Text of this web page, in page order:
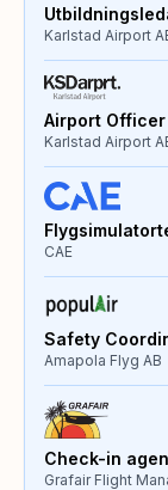
Karlstad Airport
Airport Officer
Karlstad Airport
CAE
Safety
Amapola Flyg AB
Check-in
Grafair Flight